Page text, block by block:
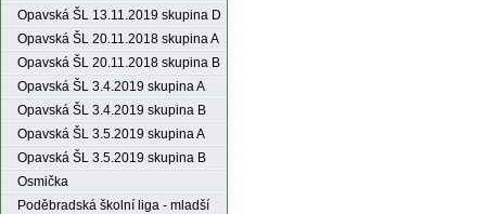
Opavská ŠL 13.11.2019 skupina D
Opavská ŠL 20.11.2018 skupina A
Opavská ŠL 20.11.2018 skupina B
Opavská ŠL 3.4.2019 skupina A
Opavská ŠL 3.4.2019 skupina B
Opavská ŠL 3.5.2019 skupina A
Opavská ŠL 3.5.2019 skupina B
Osmička
Poděbradská školní liga - mladší